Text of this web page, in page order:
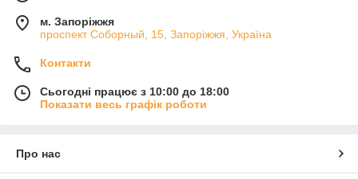
м. Запоріжжя
проспект Соборный, 15, Запоріжжя, Україна
Контакти
Сьогодні працює з 10:00 до 18:00
Показати весь графік роботи
Про нас